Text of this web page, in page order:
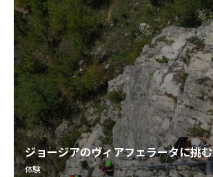
ジョージアのヴィアフェラータに挑む
体験